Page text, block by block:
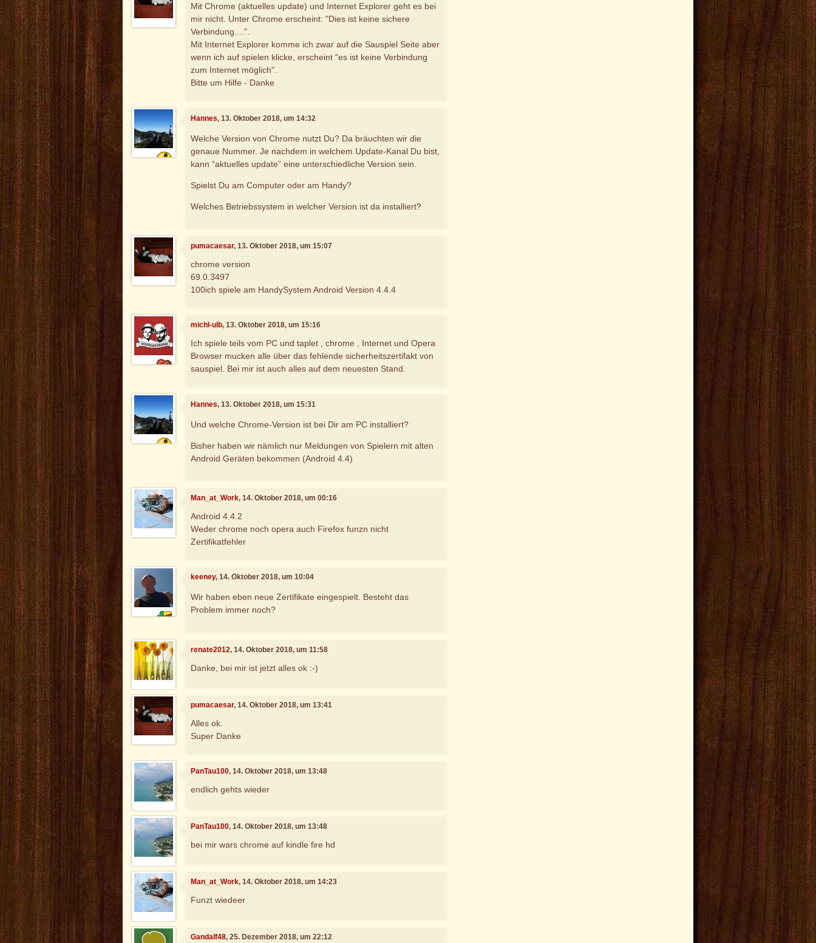
Mit Chrome (aktuelles update) und Internet Explorer geht es bei
mir nicht. Unter Chrome erscheint: "Dies ist keine sichere
Verbindung....".
Mit Internet Explorer komme ich zwar auf die Sauspiel Seite aber
wenn ich auf spielen klicke, erscheint "es ist keine Verbindung
zum Internet möglich".
Bitte um Hilfe - Danke
Hannes, 13. Oktober 2018, um 14:32
Welche Version von Chrome nutzt Du? Da bräuchten wir die
genaue Nummer. Je nachdem in welchem Update-Kanal Du bist,
kann “aktuelles update” eine unterschiedliche Version sein.
Spielst Du am Computer oder am Handy?
Welches Betriebssystem in welcher Version ist da installiert?
pumacaesar, 13. Oktober 2018, um 15:07
chrome version
69.0.3497
100ich spiele am HandySystem Android Version 4.4.4
michl-ulb, 13. Oktober 2018, um 15:16
Ich spiele teils vom PC und taplet , chrome , Internet und Opera
Browser mucken alle über das fehlende sicherheitszertifakt von
sauspiel. Bei mir ist auch alles auf dem neuesten Stand.
Hannes, 13. Oktober 2018, um 15:31
Und welche Chrome-Version ist bei Dir am PC installiert?
Bisher haben wir nämlich nur Meldungen von Spielern mit alten
Android Geräten bekommen (Android 4.4)
Man_at_Work, 14. Oktober 2018, um 00:16
Android 4.4.2
Weder chrome noch opera auch Firefox funzn nicht
Zertifikatfehler
keeney, 14. Oktober 2018, um 10:04
Wir haben eben neue Zertifikate eingespielt. Besteht das
Problem immer noch?
renate2012, 14. Oktober 2018, um 11:58
Danke, bei mir ist jetzt alles ok :-)
pumacaesar, 14. Oktober 2018, um 13:41
Alles ok.
Super Danke
PanTau100, 14. Oktober 2018, um 13:48
endlich gehts wieder
PanTau100, 14. Oktober 2018, um 13:48
bei mir wars chrome auf kindle fire hd
Man_at_Work, 14. Oktober 2018, um 14:23
Funzt wiedeer
Gandalf48, 25. Dezember 2018, um 22:12